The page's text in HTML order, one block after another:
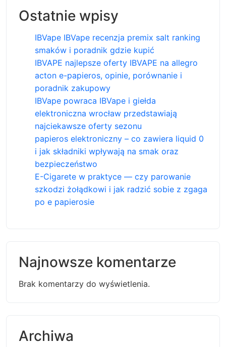
Ostatnie wpisy
IBVape IBVape recenzja premix salt ranking
smaków i poradnik gdzie kupić
IBVAPE najlepsze oferty IBVAPE na allegro
acton e-papieros, opinie, porównanie i
poradnik zakupowy
IBVape powraca IBVape i giełda
elektroniczna wrocław przedstawiają
najciekawsze oferty sezonu
papieros elektroniczny – co zawiera liquid 0
i jak składniki wpływają na smak oraz
bezpieczeństwo
E-Cigarete w praktyce — czy parowanie
szkodzi żołądkowi i jak radzić sobie z zgaga
po e papierosie
Najnowsze komentarze
Brak komentarzy do wyświetlenia.
Archiwa